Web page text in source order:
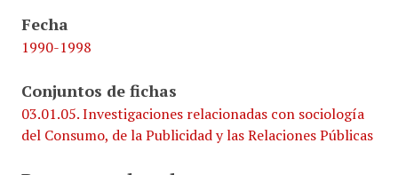
Fecha
1990-1998
Conjuntos de fichas
03.01.05. Investigaciones relacionadas con sociología
del Consumo, de la Publicidad y las Relaciones Públicas